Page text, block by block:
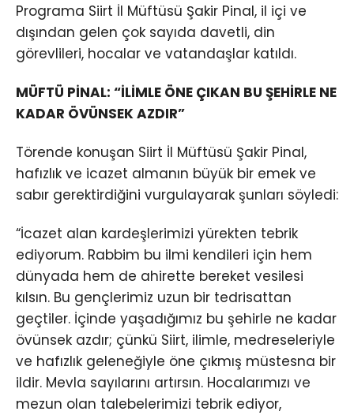
Programa Siirt İl Müftüsü Şakir Pinal, il içi ve
dışından gelen çok sayıda davetli, din
görevlileri, hocalar ve vatandaşlar katıldı.
MÜFTÜ PİNAL: “İLİMLE ÖNE ÇIKAN BU ŞEHİRLE NE
KADAR ÖVÜNSEK AZDIR”
Törende konuşan Siirt İl Müftüsü Şakir Pinal,
hafızlık ve icazet almanın büyük bir emek ve
sabır gerektirdiğini vurgulayarak şunları söyledi:
“İcazet alan kardeşlerimizi yürekten tebrik
ediyorum. Rabbim bu ilmi kendileri için hem
dünyada hem de ahirette bereket vesilesi
kılsın. Bu gençlerimiz uzun bir tedrisattan
geçtiler. İçinde yaşadığımız bu şehirle ne kadar
övünsek azdır; çünkü Siirt, ilimle, medreseleriyle
ve hafızlık geleneğiyle öne çıkmış müstesna bir
ildir. Mevla sayılarını artırsın. Hocalarımızı ve
mezun olan talebelerimizi tebrik ediyor,